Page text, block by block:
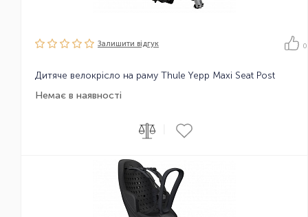
Залишити вiдгук 0
Дитяче велокрісло на раму Thule Yepp Maxi Seat Post
Немає в наявності